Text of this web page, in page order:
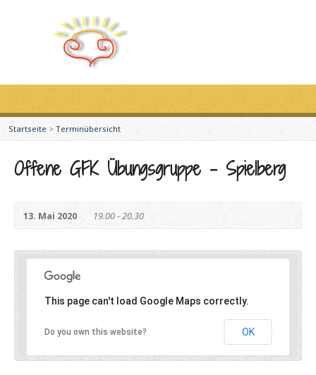
Startseite>Terminübersicht
Offene GFK Übungsgruppe – Spielberg
13. Mai 2020 19.00 - 20.30
This page can't load Google Maps correctly.
Do you own this website? OK